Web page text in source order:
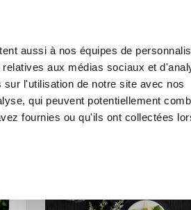
aussi à nos équipes de
aux médias sociaux et
l'utilisation de notre site avec nos
qui peuvent potentiellement
fournies ou qu'ils ont collectées